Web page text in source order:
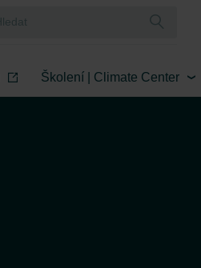
Školení | Climate Center